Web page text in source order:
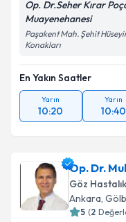
Kişisel
Metni'ni
kapsamda
Op. Dr.Seher Kırar
Muayenehanesi
Paşakent Mah. Şehit
Konakları
En Yakın Saatler
Yarın
10:20
Yarın
10:40
Op. Dr.
Göz
Ankara,
5 (2